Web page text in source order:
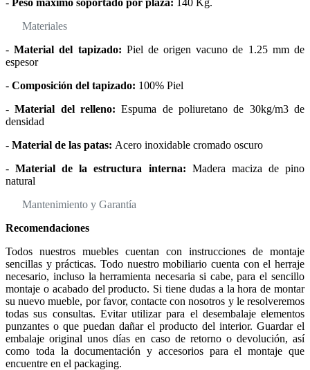
Materiales
- Material del tapizado: Piel de origen vacuno de 1.25 mm de
espesor
- Composición del tapizado: 100% Piel
- Material del relleno: Espuma de poliuretano de 30kg/m3 de
densidad
- Material de las patas: Acero inoxidable cromado oscuro
- Material de la estructura interna: Madera maciza de pino
natural
Mantenimiento y Garantía
Recomendaciones
Todos nuestros muebles cuentan con instrucciones de montaje
sencillas y prácticas. Todo nuestro mobiliario cuenta con el herraje
necesario, incluso la herramienta necesaria si cabe, para el sencillo
montaje o acabado del producto. Si tiene dudas a la hora de montar
su nuevo mueble, por favor, contacte con nosotros y le resolveremos
todas sus consultas. Evitar utilizar para el desembalaje elementos
punzantes o que puedan dañar el producto del interior. Guardar el
embalaje original unos días en caso de retorno o devolución, así
como toda la documentación y accesorios para el montaje que
encuentre en el packaging.